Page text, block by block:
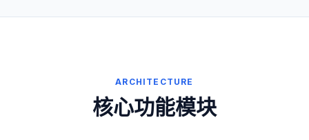
ARCHITECTURE
核心功能模块